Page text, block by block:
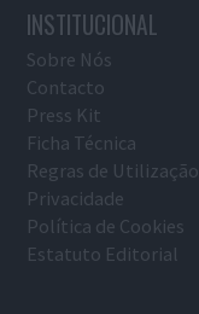
INSTITUCIONAL
Sobre Nós
Contacto
Press Kit
Ficha Técnica
Regras de Utilização
Privacidade
Política de Cookies
Estatuto Editorial